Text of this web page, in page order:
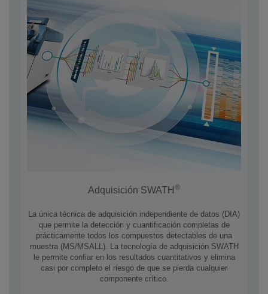
Adquisición SWATH ®
La única técnica de adquisición independiente de datos (DIA)
que permite la detección y cuantificación completas de
prácticamente todos los compuestos detectables de una
muestra (MS/MSALL). La tecnología de adquisición SWATH
le permite confiar en los resultados cuantitativos y elimina
casi por completo el riesgo de que se pierda cualquier
componente crítico.